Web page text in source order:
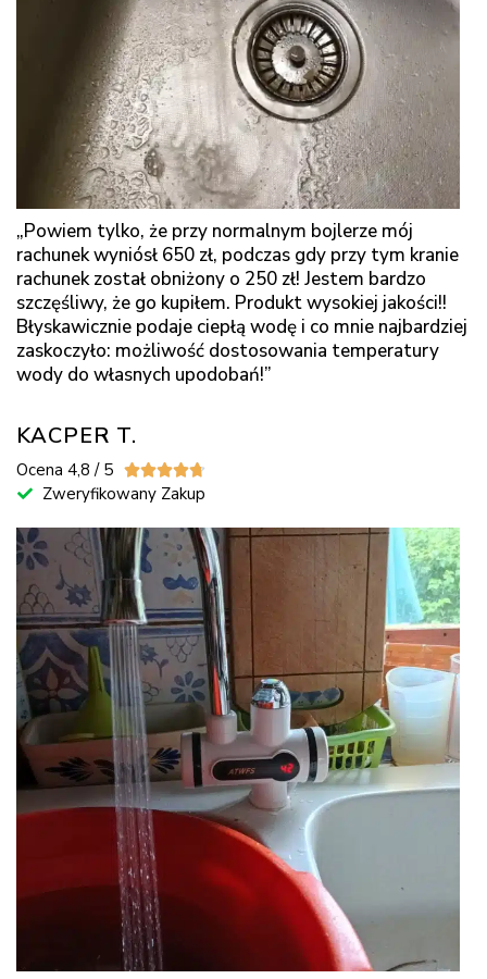
„Powiem tylko, że przy normalnym bojlerze mój
rachunek wyniósł 650 zł, podczas gdy przy tym kranie
rachunek został obniżony o 250 zł! Jestem bardzo
szczęśliwy, że go kupiłem. Produkt wysokiej jakości!!
Błyskawicznie podaje ciepłą wodę i co mnie najbardziej
zaskoczyło: możliwość dostosowania temperatury
wody do własnych upodobań!”
KACPER T.
Ocena 4,8 / 5 
Zweryfikowany Zakup